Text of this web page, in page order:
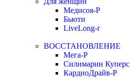
Медисоя-Р
Бьюти
LiveLong-r
ВОССТАНОВЛЕНИЕ
Мега-Р
Силимарин Куперс
КардиоДрайв-Р